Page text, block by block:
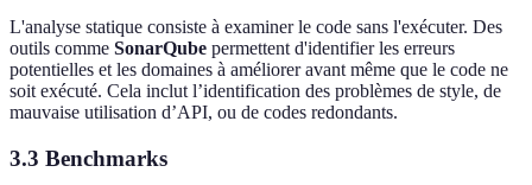
L'analyse statique consiste à examiner le code sans l'exécuter. Des
outils comme SonarQube permettent d'identifier les erreurs
potentielles et les domaines à améliorer avant même que le code ne
soit exécuté. Cela inclut l’identification des problèmes de style, de
mauvaise utilisation d’API, ou de codes redondants.
3.3 Benchmarks